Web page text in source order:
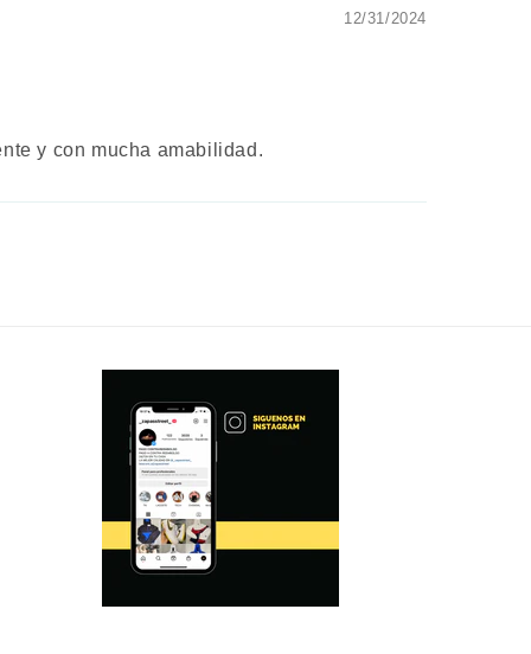
12/31/2024
y con mucha amabilidad.